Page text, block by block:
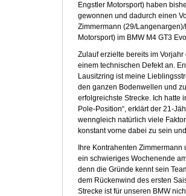
Engstler Motorsport) haben
gewonnen und dadurch einen
Zimmermann (29/
Motorsport) im BMW M4 GT3
Zulauf erzielte bereits im
einem technischen Defekt an.
Lausitzring ist meine
den ganzen Bodenwellen und
erfolgreichste Strecke. Ich hatte
Pole-Position“, erklärt der 21-
wenngleich natürlich viele
konstant vorne dabei zu sein
Ihre Kontrahenten
ein schwieriges Wochenende
denn die Gründe kennt sein
dem Rückenwind des ersten
Strecke ist für unseren BMW